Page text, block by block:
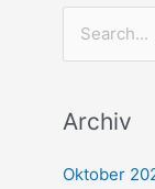
h
e
Archiv
Oktober